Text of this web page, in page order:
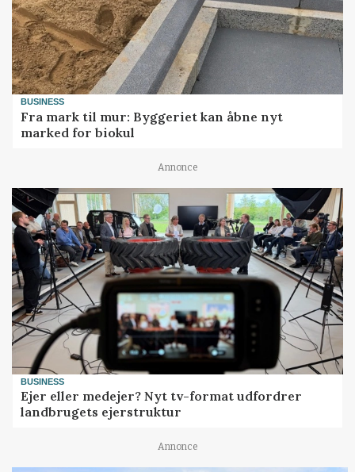
BUSINESS
Fra mark til mur: Byggeriet kan åbne nyt
marked for biokul
Annonce
BUSINESS
Ejer eller medejer? Nyt tv-format udfordrer
landbrugets ejerstruktur
Annonce